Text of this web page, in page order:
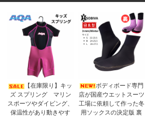
【在庫限り】キッ
ズ スプリング マリン
スポーツやダイビング、
保温性があり動きやす
ボディボード専門
店が国産ウエットスーツ
工場に依頼して作った冬
用ソックスの決定版 裏